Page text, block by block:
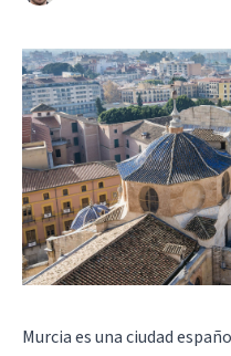
Murcia es una ciudad